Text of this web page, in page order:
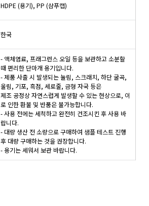
HDPE (용기), PP (샴푸캡)
한국
- 액체염료, 프래그런스 오일 등을 보관하고 소분할
때 편리한 단마개 용기입니다.
- 제품 사출 시 발생되는 눌림, 스크래치, 하단 굴곡,
울림, 기포, 흑점, 세로줄, 금형 자국 등은
제조 공정상 자연스럽게 발생할 수 있는 현상으로, 이
로 인한 환불 및 반품은 불가능합니다.
- 사용 전에는 세척하고 완전히 건조시킨 후 사용 바
랍니다.
- 대량 생산 전 소량으로 구매하여 샘플 테스트 진행
후 대량 구매하는 것을 권장합니다.
- 용기는 세워서 보관 바랍니다.